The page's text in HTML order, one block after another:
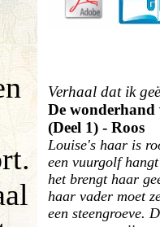
Verhaal dat ik
De
(Deel 1) - Roos
Louise's haar is
een vuurgolf
het brengt haar
haar vader moet
een steengroeve.